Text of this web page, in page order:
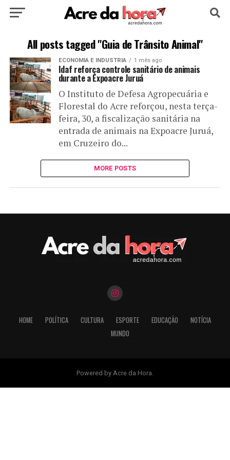
HOME POLÍTICA CULTURA ESPORTE
EDUCAÇÃO NOTÍCIA MUNDO
All posts tagged "Guia de Trânsito Animal"
ECONOMIA E INDUSTRIA 1 mês ago
Idaf reforça controle sanitário de animais
durante a Expoacre Juruá
O Instituto de Defesa Agropecuária e
Florestal do Acre reforçou, nesta terça-
feira, 30, a fiscalização sanitária na
entrada de animais na Expoacre Juruá,
em Cruzeiro do...
MORE POSTS
HOME POLÍTICA CULTURA ESPORTE EDUCAÇÃO
NOTÍCIA
MUNDO
Powered by Acre da Hora.